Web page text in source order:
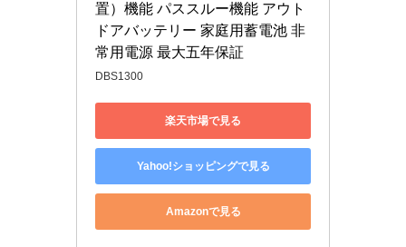
置）機能 パススルー機能 アウト
ドアバッテリー 家庭用蓄電池 非
常用電源 最大五年保証
DBS1300
楽天市場で見る
Yahoo!ショッピングで見る
Amazonで見る